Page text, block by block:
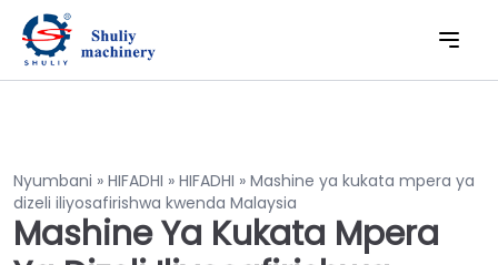
Nyumbani » HIFADHI » HIFADHI » Mashine ya kukata mpera ya
dizeli iliyosafirishwa kwenda Malaysia
Mashine Ya Kukata Mpera